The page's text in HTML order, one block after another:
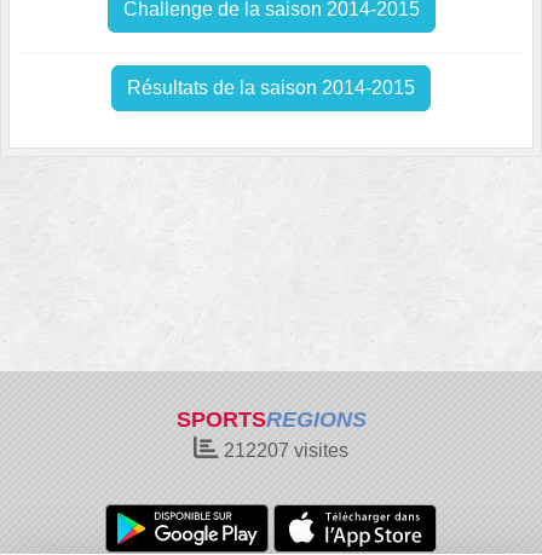
Challenge de la saison 2014-2015
Résultats de la saison 2014-2015
SPORTSREGIONS
212207 visites